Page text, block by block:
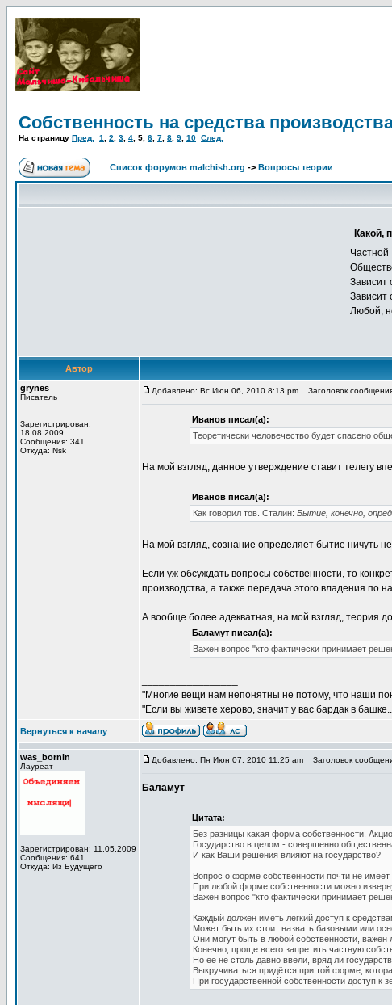
Собственность на средства
На страницу Пред. 1 2 3 4 5 6 7 8 9 10 След.
Список форумов malchish.org -> Вопросы теории
Какой,
Частной
Зависит
Зависит
Любой,
Автор
grynes
Писатель
Зарегистрирован:
18.08.2009
Сообщения: 341
Откуда: Nsk
Добавлено: Вс Июн 06, 2010 8:13 pm Заголовок
Иванов писал(а):
Теоретически человечество будет спасено
На мой взгляд, данное утверждение ставит телегу
Иванов писал(а):
Как говорил тов. Сталин: Бытие, конечно,
На мой взгляд, сознание определяет бытие ничуть
Если уж обсуждать вопросы собственности, то
производства, а также передача этого владения по
А вообще более адекватная, на мой взгляд, теория
Баламут писал(а):
Важен вопрос "кто фактически принимает
"Многие вещи нам непонятны не потому, что наши
"Если вы живете херово, значит у вас бардак в
Вернуться к началу
was_bornin
Лауреат
Зарегистрирован: 11.05.2009
Сообщения: 641
Откуда: Из Будущего
Добавлено: Пн Июн 07, 2010 11:25 am Заголовок
Баламут
Цитата:
Без разницы какая форма собственности.
Государство в целом - совершенно
И как Ваши решения влияют на государство?
Вопрос о форме собственности почти не имеет
При любой форме собственности можно
Важен вопрос "кто фактически принимает
Каждый должен иметь лёгкий доступ к
Может быть их стоит назвать базовыми или
Они могут быть в любой собственности, важен
Конечно, проще всего запретить частную
Но её не столь давно ввели, вряд ли
Выкручиваться придётся при той форме,
При государственной собственности доступ к